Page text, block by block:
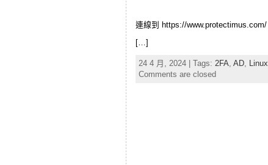
連線到 https://www.protectimus.com/
[…]
24 4 月, 2024 | Tags: 2FA AD, Linux
Comments are closed